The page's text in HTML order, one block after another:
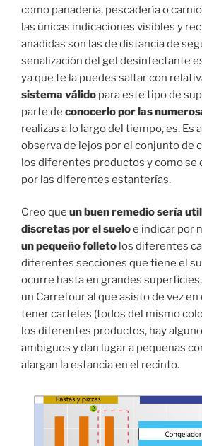
como panadería, pescadería o
las únicas indicaciones visibles y
añadidas son las de distancia de
señalización del gel desinfectante
ya que te la puedes saltar con
sistema válido para este tipo de
parte de conocerlo por las
realizas a lo largo del tiempo, es. Es
observa de lejos por el conjunto de
los diferentes productos y como se
por las diferentes estanterías.
Creo que un buen remedio sería
discretas por el sueloe indicar por
un pequeño folleto los diferentes
diferentes secciones que tiene el
ocurre hasta en grandes
un Carrefour al que asisto de vez en
tener carteles (todos del mismo
los diferentes productos, hay
ambiguos y dan lugar a pequeñas
alargan la estancia en el recinto.